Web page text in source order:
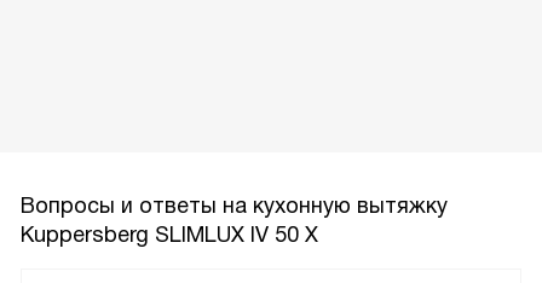
Вопросы и ответы на кухонную вытяжку
Kuppersberg SLIMLUX IV 50 X